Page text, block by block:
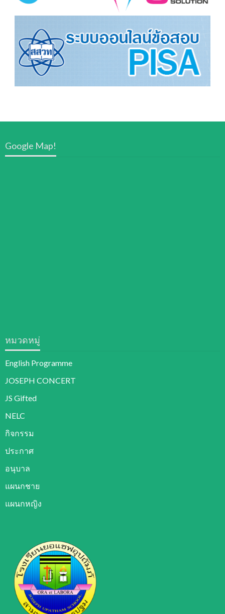
Google Map!
หมวดหมู่
English Programme
JOSEPH CONCERT
JS Gifted
NELC
กิจกรรม
ประกาศ
อนุบาล
แผนกชาย
แผนกหญิง